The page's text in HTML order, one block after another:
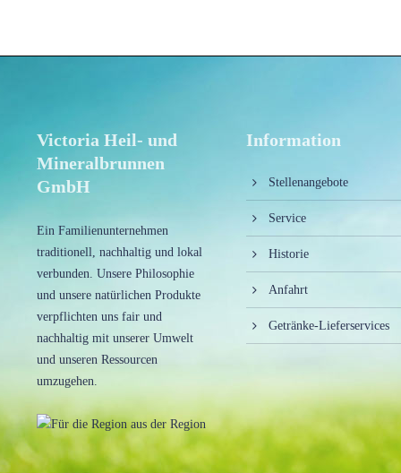
Victoria Heil- und
Mineralbrunnen
GmbH
Ein Familienunternehmen
traditionell, nachhaltig und lokal
verbunden. Unsere Philosophie
und unsere natürlichen Produkte
verpflichten uns fair und
nachhaltig mit unserer Umwelt
und unseren Ressourcen
umzugehen.
Information
Stellenangebote
Service
Historie
Anfahrt
Getränke-Lieferservices